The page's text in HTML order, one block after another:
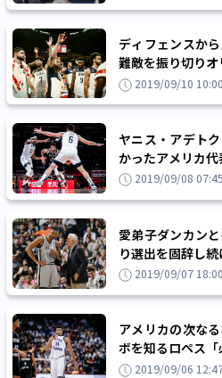
ディフェンスか
難敵を振り切り
2019/09/10 10:00
ヤニス・アデト
かったアメリカ
2019/09/08 07:45
愛弟子ダンカン
り選出を固辞し
2019/09/07 18:00
アメリカの次な
ボを知るロペス「
2019/09/06